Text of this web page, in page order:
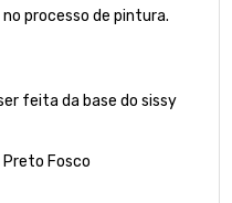
processo de pintura.
feita da base do sissy
Fosco